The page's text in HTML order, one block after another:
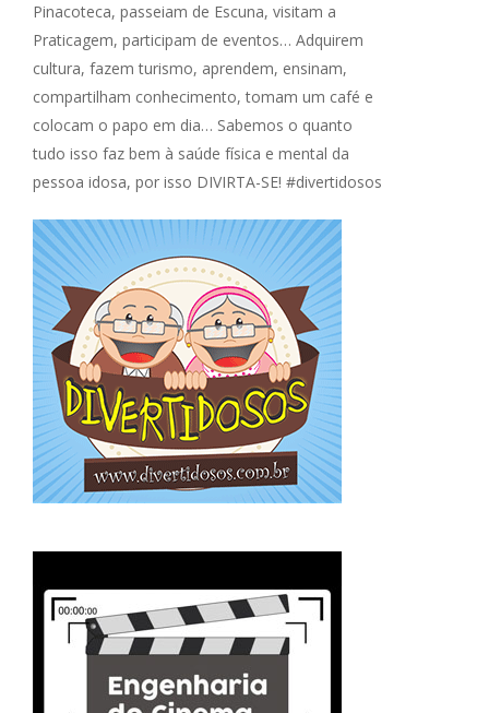
Pinacoteca, passeiam de Escuna, visitam a
Praticagem, participam de eventos… Adquirem
cultura, fazem turismo, aprendem, ensinam,
compartilham conhecimento, tomam um café e
colocam o papo em dia… Sabemos o quanto
tudo isso faz bem à saúde física e mental da
pessoa idosa, por isso DIVIRTA-SE! #divertidosos